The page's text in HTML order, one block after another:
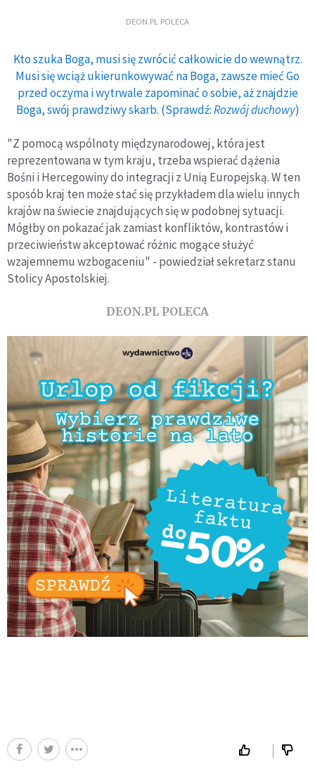
DEON.PL POLECA
Kto szuka Boga, musi się zwrócić całkowicie do wewnątrz.
Musi się wciąż ukierunkowywać na Boga, zawsze mieć Go
przed oczyma i wytrwale zapominać o sobie, aż znajdzie
Boga, swój prawdziwy skarb. (Sprawdź:Rozwój duchowy)
"Z pomocą wspólnoty międzynarodowej, która jest
reprezentowana w tym kraju, trzeba wspierać dążenia
Bośni i Hercegowiny do integracji z Unią Europejską. W ten
sposób kraj ten może stać się przykładem dla wielu innych
krajów na świecie znajdujących się w podobnej sytuacji.
Mógłby on pokazać jak zamiast konfliktów, kontrastów i
przeciwieństw akceptować różnic mogące służyć
wzajemnemu wzbogaceniu" - powiedział sekretarz stanu
Stolicy Apostolskiej.
DEON.PL POLECA